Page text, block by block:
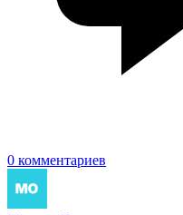
0 комментариев